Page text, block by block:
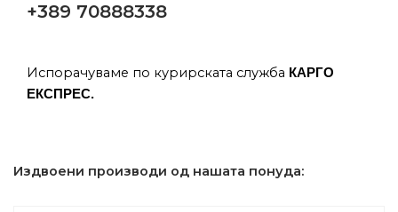
+389 70888338
Испорачуваме по курирската служба КАРГО
ЕКСПРЕС.
Издвоени производи од нашата понуда: